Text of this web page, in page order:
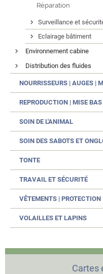
Réparation
Surveillance et
Eclairage bâtiment
Environnement cabine
Distribution des fluides
NOURRISSEURS | AUGES |
REPRODUCTION | MISE
SOIN DE L'ANIMAL
SOIN DES SABOTS ET
TONTE
TRAVAIL ET SÉCURITÉ
VÊTEMENTS | PROTECTION
VOLAILLES ET LAPINS
Cartes